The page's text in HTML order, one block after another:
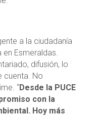
a la ciudadanía
Esmeraldas.
difusión, lo
cuenta. No
“Desde la PUCE
con la
Hoy más